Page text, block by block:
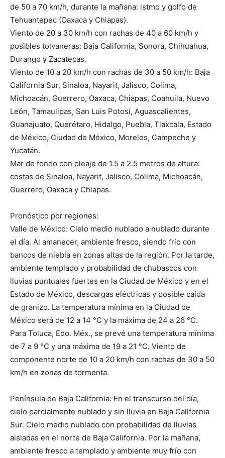
de 50 a 70 km/h, durante la mañana: istmo y golfo de
Tehuantepec (Oaxaca y Chiapas).
Viento de 20 a 30 km/h con rachas de 40 a 60 km/h y
posibles tolvaneras: Baja California, Sonora, Chihuahua,
Durango y Zacatecas.
Viento de 10 a 20 km/h con rachas de 30 a 50 km/h: Baja
California Sur, Sinaloa, Nayarit, Jalisco, Colima,
Michoacán, Guerrero, Oaxaca, Chiapas, Coahuila, Nuevo
León, Tamaulipas, San Luis Potosí, Aguascalientes,
Guanajuato, Querétaro, Hidalgo, Puebla, Tlaxcala, Estado
de México, Ciudad de México, Morelos, Campeche y
Yucatán.
Mar de fondo con oleaje de 1.5 a 2.5 metros de altura:
costas de Sinaloa, Nayarit, Jalisco, Colima, Michoacán,
Guerrero, Oaxaca y Chiapas.
Pronóstico por regiones:
Valle de México: Cielo medio nublado a nublado durante
el día. Al amanecer, ambiente fresco, siendo frío con
bancos de niebla en zonas altas de la región. Por la tarde,
ambiente templado y probabilidad de chubascos con
lluvias puntuales fuertes en la Ciudad de México y en el
Estado de México, descargas eléctricas y posible caída
de granizo. La temperatura mínima en la Ciudad de
México será de 12 a 14 °C y la máxima de 24 a 26 °C.
Para Toluca, Edo. Méx., se prevé una temperatura mínima
de 7 a 9 °C y una máxima de 19 a 21 °C. Viento de
componente norte de 10 a 20 km/h con rachas de 30 a 50
km/h en zonas de tormenta.
Península de Baja California: En el transcurso del día,
cielo parcialmente nublado y sin lluvia en Baja California
Sur. Cielo medio nublado con probabilidad de lluvias
aisladas en el norte de Baja California. Por la mañana,
ambiente fresco a templado y ambiente muy frío con